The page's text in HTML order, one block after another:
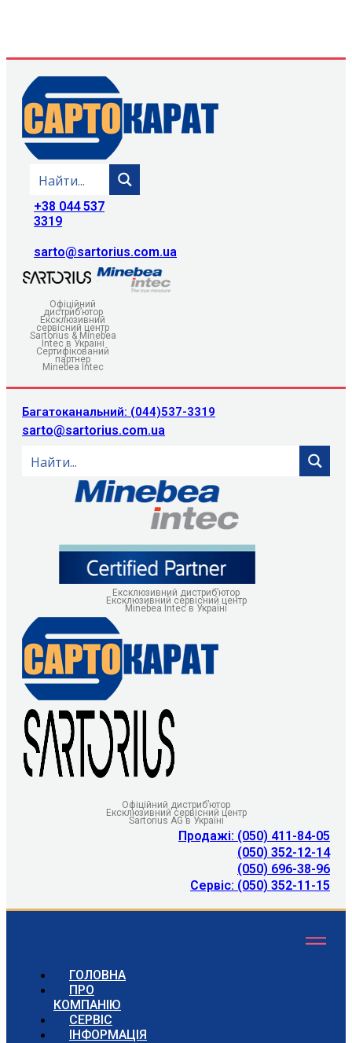
+38 044 537
3319
sarto@sartorius.com.ua
Офіційний
дистриб’ютор
Ексклюзивний
сервісний центр
Sartorius & Minebea
Intec в Україні
Сертифікований
партнер
Minebea Intec
Багатоканальний: (044)537-3319
sarto@sartorius.com.ua
Ексклюзивний дистриб’ютор
Ексклюзивний сервісний центр
Minebea Intec в Україні
Офіційний дистриб’ютор
Ексклюзивний сервісний центр
Sartorius AG в Україні
Продажі: (050) 411-84-05
(050) 352-12-14
(050) 696-38-96
Сервіс: (050) 352-11-15
ГОЛОВНА
ПРО
КОМПАНІЮ
СЕРВІС
ІНФОРМАЦІЯ